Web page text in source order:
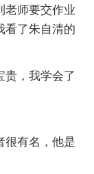
老师要交作业
看了朱自清的
贵，我学会了
很有名，他是